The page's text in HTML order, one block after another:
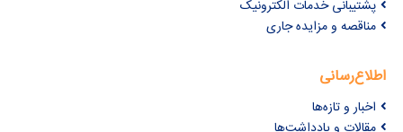
پشتیبانی خدمات الکترونیک
مناقصه و مزایده جاری
اطلاع‌رسانی
اخبار و تازه‌ها